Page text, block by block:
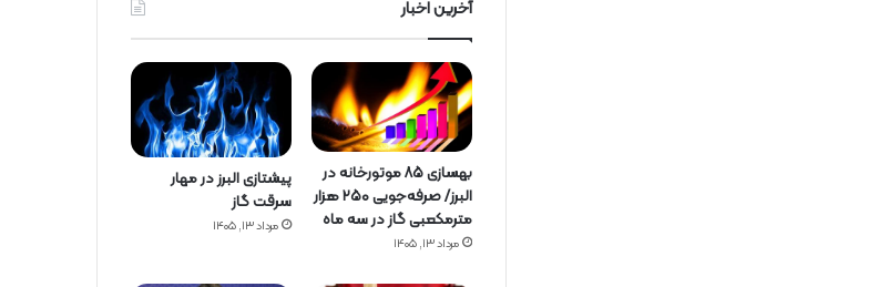
آخرین اخبار
بهسازی ۸۵ موتورخانه در
البرز/ صرفه‌جویی ۲۵۰ هزار
مترمکعبی گاز در سه ماه
مرداد ۱۳, ۱۴۰۵
پیشتازی البرز در مهار
سرقت گاز
مرداد ۱۳, ۱۴۰۵